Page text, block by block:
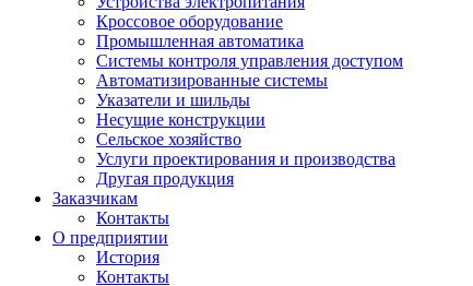
Кроссовое оборудование
Промышленная автоматика
Системы контроля управления доступом
Автоматизированные системы
Указатели и шильды
Несущие конструкции
Сельское хозяйство
Услуги проектирования и производства
Другая продукция
Заказчикам
Контакты
О предприятии
История
Контакты